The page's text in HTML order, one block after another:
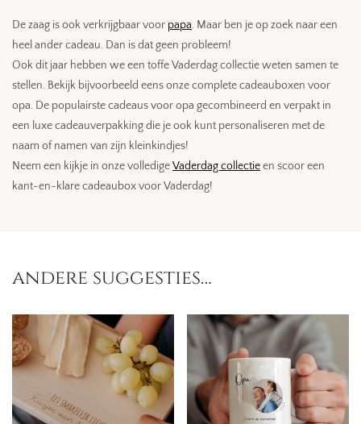
De zaag is ook verkrijgbaar voor papa. Maar ben je op zoek naar een
heel ander cadeau. Dan is dat geen probleem!
Ook dit jaar hebben we een toffe Vaderdag collectie weten samen te
stellen. Bekijk bijvoorbeeld eens onze complete cadeauboxen voor
opa. De populairste cadeaus voor opa gecombineerd en verpakt in
een luxe cadeauverpakking die je ook kunt personaliseren met de
naam of namen van zijn kleinkindjes!
Neem een kijkje in onze volledigeVaderdag collectieen scoor een
kant-en-klare cadeaubox voor Vaderdag!
andere suggesties…